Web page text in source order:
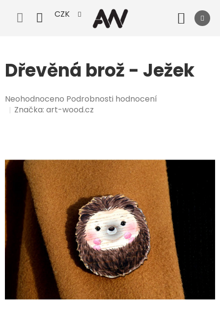
obsah
CZK
Dřevěná brož - Ježek
Průměrné
hodnocení
5
hvězdiček.
Neohodnoceno Podrobnosti hodnocení
Značka:art-wood.cz